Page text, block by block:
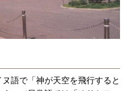
語で「神が天空を飛行すると